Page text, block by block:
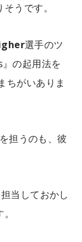
うです。
選手のツ
の起用法を
ちがいありま
担うのも、彼
当しておかし